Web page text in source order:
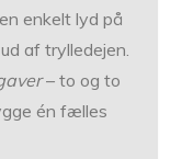
enkelt lyd på
af trylledejen.
– to og to
én fælles